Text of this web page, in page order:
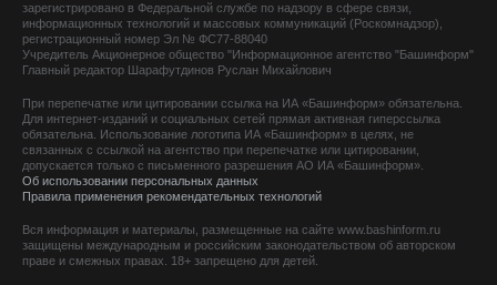
зарегистрировано в Федеральной службе по надзору в сфере связи,
информационных технологий и массовых коммуникаций (Роскомнадзор),
регистрационный номер Эл № ФС77-88040
Учредитель Акционерное общество "Информационное агентство "Башинформ"
Главный редактор Шарафутдинов Руслан Михайлович
При перепечатке или цитировании ссылка на ИА «Башинформ» обязательна.
Для интернет-изданий и социальных сетей прямая активная гиперссылка
обязательна. Использование логотипа ИА «Башинформ» в целях, не
связанных с ссылкой на агентство при перепечатке или цитировании,
допускается только с письменного разрешения АО ИА «Башинформ».
Об использовании персональных данных
Правила применения рекомендательных технологий
Вся информация и материалы, размещенные на сайте www.bashinform.ru
защищены международным и российским законодательством об авторском
праве и смежных правах. 18+ запрещено для детей.